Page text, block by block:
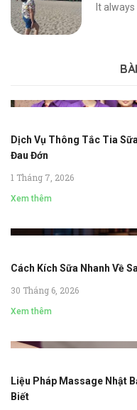
It
Dịch Vụ Thông Tắc Tia
Đau Đớn
1 Tháng 7, 2026
Xem thêm
Cách Kích Sữa Nhanh Về
30 Tháng 6, 2026
Xem thêm
Liệu Pháp Massage Nhật
Biết